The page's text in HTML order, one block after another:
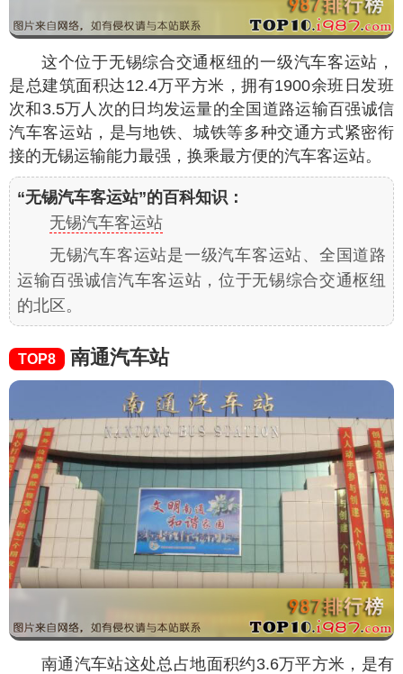
这个位于无锡综合交通枢纽的一级汽车客运站，
是总建筑面积达12.4万平方米，拥有1900余班日发班
次和3.5万人次的日均发运量的全国道路运输百强诚信
汽车客运站，是与地铁、城铁等多种交通方式紧密衔
接的无锡运输能力最强，换乘最方便的汽车客运站。
“无锡汽车客运站”的百科知识：
无锡汽车客运站
无锡汽车客运站是一级汽车客运站、全国道路
运输百强诚信汽车客运站，位于无锡综合交通枢纽
的北区。
TOP8 南通汽车站
南通汽车站这处总占地面积约3.6万平方米，是有